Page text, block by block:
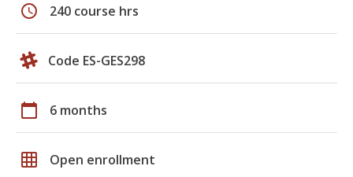
schedule 240 course hrs
Code ES-GES298
calendar_today 6 months
grid_on Open enrollment